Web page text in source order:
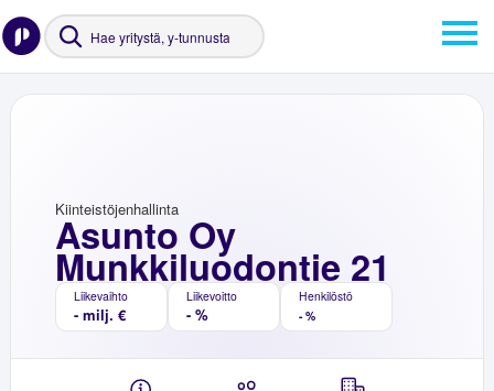
Asunto Oy
Munkkiluodontie 21
Kiinteistöjenhallinta
Liikevaihto
- milj. €
Liikevoitto
- %
Henkilöstö
- %